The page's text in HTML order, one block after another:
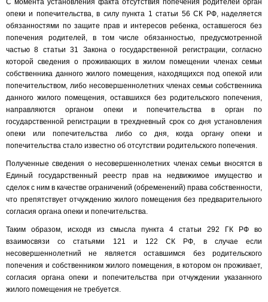
С момента установления факта отсутствия попечения родителей орган
опеки и попечительства, в силу пункта 1 статьи 56 СК РФ, наделяется
обязанностями по защите прав и интересов ребенка, оставшегося без
попечения родителей, в том числе обязанностью, предусмотренной
частью 8 статьи 31 Закона о государственной регистрации, согласно
которой сведения о проживающих в жилом помещении членах семьи
собственника данного жилого помещения, находящихся под опекой или
попечительством, либо несовершеннолетних членах семьи собственника
данного жилого помещения, оставшихся без родительского попечения,
направляются органом опеки и попечительства в орган по
государственной регистрации в трехдневный срок со дня установления
опеки или попечительства либо со дня, когда органу опеки и
попечительства стало известно об отсутствии родительского попечения.
Полученные сведения о несовершеннолетних членах семьи вносятся в
Единый государственный реестр прав на недвижимое имущество и
сделок с ним в качестве ограничений (обременений) права собственности,
что препятствует отчуждению жилого помещения без предварительного
согласия органа опеки и попечительства.
Таким образом, исходя из смысла пункта 4 статьи 292 ГК РФ во
взаимосвязи со статьями 121 и 122 СК РФ, в случае если
несовершеннолетний не является оставшимся без родительского
попечения и собственником жилого помещения, в котором он проживает,
согласия органа опеки и попечительства при отчуждении указанного
жилого помещения не требуется.